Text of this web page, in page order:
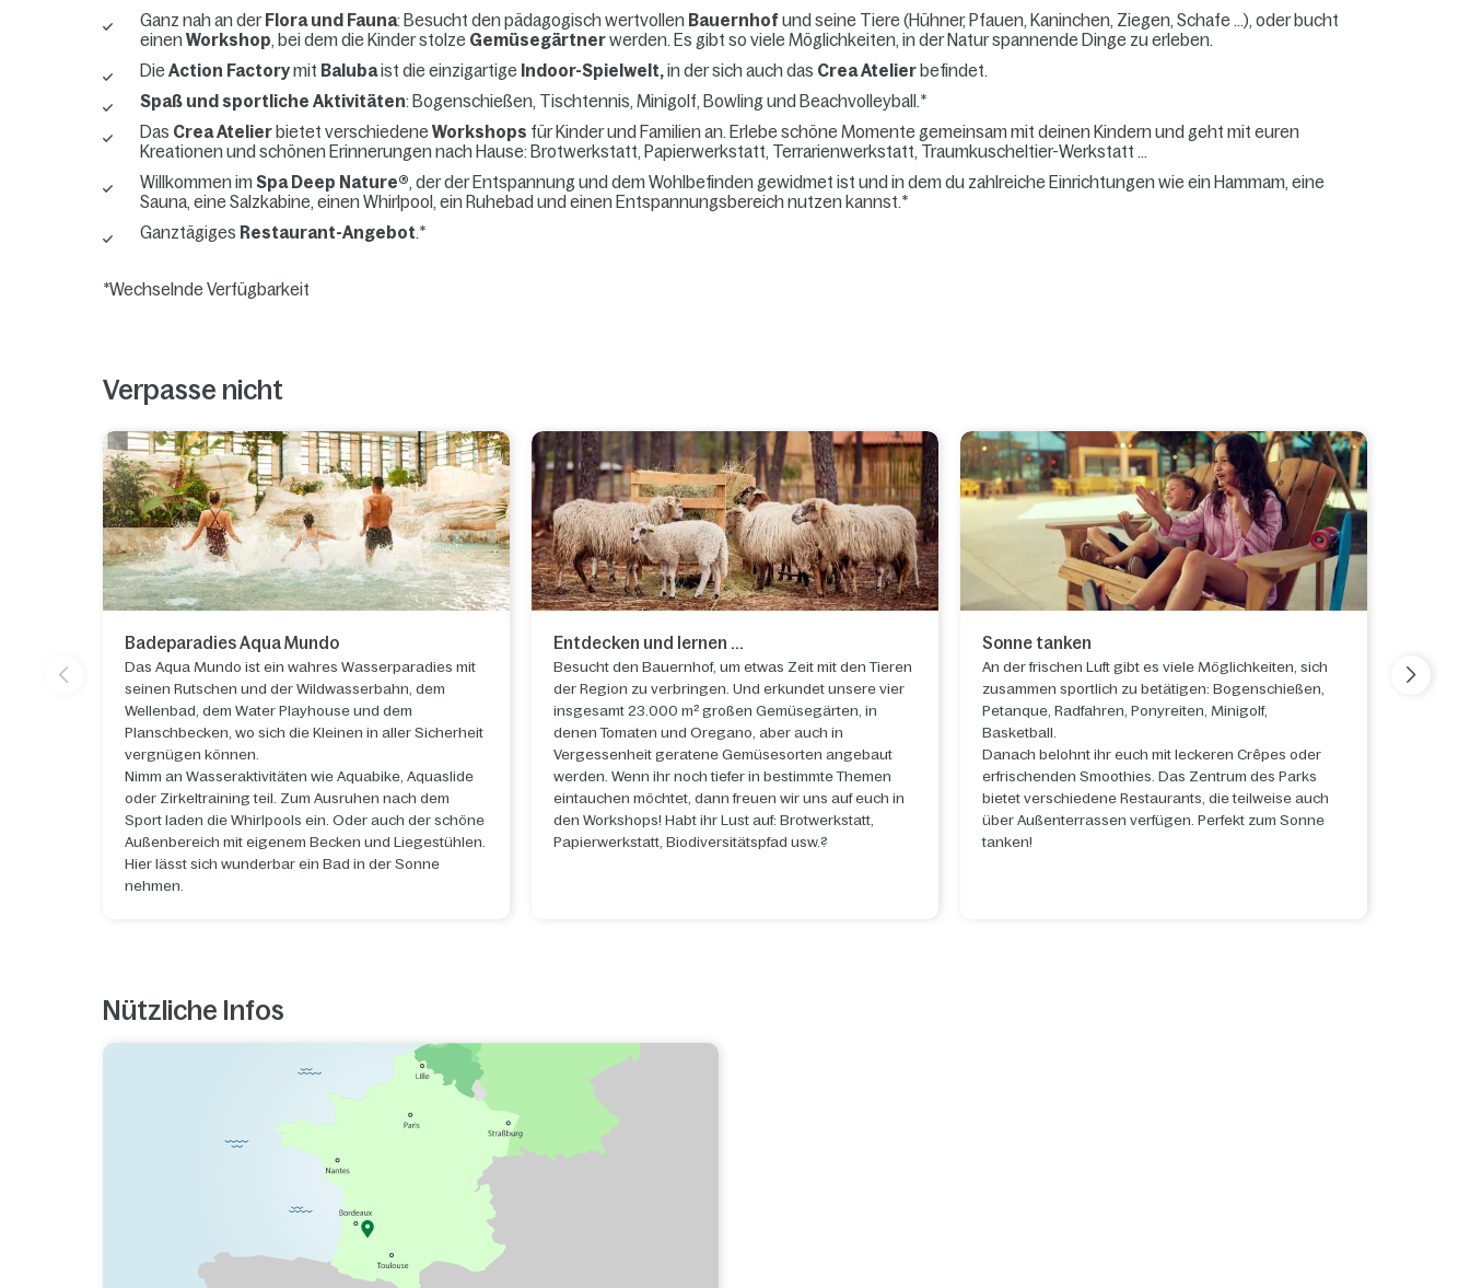
Ganz nah an der Flora und Fauna: Besucht den pädagogisch wertvollen Bauernhofund seine Tiere (Hühner, Pfauen, Kaninchen, Ziegen, Schafe ...), oder bucht
einenWorkshop, bei dem die Kinder stolze Gemüsegärtnerwerden. Es gibt so viele Möglichkeiten, in der Natur spannende Dinge zu erleben.
DieAction Factorymit Balubaist die einzigartige Indoor-Spielwelt,in der sich auch das Crea Atelier befindet.
Spaß und sportliche Aktivitäten: Bogenschießen, Tischtennis, Minigolf, Bowling und Beachvolleyball.*
Das Crea Atelier bietet verschiedeneWorkshops für Kinder und Familien an. Erlebe schöne Momente gemeinsam mit deinen Kindern und geht mit euren
Kreationen und schönen Erinnerungen nach Hause: Brotwerkstatt, Papierwerkstatt, Terrarienwerkstatt, Traumkuscheltier-Werkstatt ...
Willkommen imSpa Deep Nature®, der der Entspannung und dem Wohlbefinden gewidmet ist und in dem du zahlreiche Einrichtungen wie ein Hammam, eine
Sauna, eine Salzkabine, einen Whirlpool, ein Ruhebad und einen Entspannungsbereich nutzen kannst.*
Ganztägiges Restaurant-Angebot.*
*Wechselnde Verfügbarkeit
Verpasse nicht
Badeparadies Aqua Mundo
Das Aqua Mundo ist ein wahres Wasserparadies mit
seinen Rutschen und der Wildwasserbahn, dem
Wellenbad, dem Water Playhouse und dem
Planschbecken, wo sich die Kleinen in aller Sicherheit
vergnügen können.
Nimm an Wasseraktivitäten wie Aquabike, Aquaslide
oder Zirkeltraining teil. Zum Ausruhen nach dem
Sport laden die Whirlpools ein. Oder auch der schöne
Außenbereich mit eigenem Becken und Liegestühlen.
Hier lässt sich wunderbar ein Bad in der Sonne
nehmen.
Entdecken und lernen ...
Besucht den Bauernhof, um etwas Zeit mit den Tieren
der Region zu verbringen. Und erkundet unsere vier
insgesamt 23.000 m² großen Gemüsegärten, in
denen Tomaten und Oregano, aber auch in
Vergessenheit geratene Gemüsesorten angebaut
werden. Wenn ihr noch tiefer in bestimmte Themen
eintauchen möchtet, dann freuen wir uns auf euch in
den Workshops! Habt ihr Lust auf: Brotwerkstatt,
Papierwerkstatt, Biodiversitätspfad usw.?
Sonne tanken
An der frischen Luft gibt es viele Möglichkeiten, sich
zusammen sportlich zu betätigen: Bogenschießen,
Petanque, Radfahren, Ponyreiten, Minigolf,
Basketball.
Danach belohnt ihr euch mit leckeren Crêpes oder
erfrischenden Smoothies. Das Zentrum des Parks
bietet verschiedene Restaurants, die teilweise auch
über Außenterrassen verfügen. Perfekt zum Sonne
tanken!
Nützliche Infos